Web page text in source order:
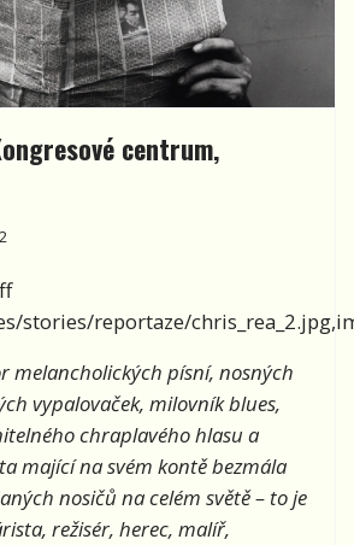
centrum,
stories/reportaze/
melancholických písní, nosných
vypalovaček, milovník blues,
chraplavého hlasu a
mající na svém kontě bezmála
nosičů na celém světě – to je
režisér, herec, malíř,